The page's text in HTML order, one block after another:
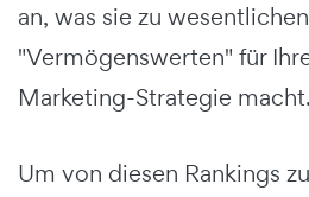
an, was sie zu wesentlichen
"Vermögenswerten" für
Marketing-Strategie macht.
Um von diesen Rankings